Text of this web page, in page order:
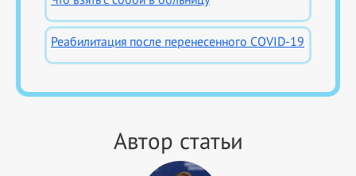
Реабилитация после перенесенного COVID-19
Автор статьи